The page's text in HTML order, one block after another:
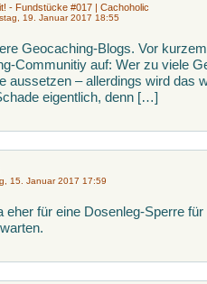
- Fundstücke #017 | Cachoholic
19. Januar 2017 18:55
Geocaching-Blogs. Vor
Communitiy auf: Wer zu viele
aussetzen – allerdings wird das
eigentlich, denn […]
15. Januar 2017 17:59
eher für eine Dosenleg-Sperre